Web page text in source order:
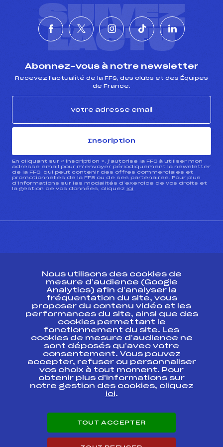
MANCHE 2
Nombre de portes :
Traceur :
Température départ :
Température arrivée :
SUIVEZ
L'ACTU
Abonnez-vous à notre newsletter
Recevez l’actualité de la FFS, des clubs et des Équipes
de France.
Inscription
En cliquant sur « inscription », j’autorise la FFS à utiliser mon
adresse email pour m’envoyer périodiquement la newsletter
de la FFS, qui peut contenir des offres commerciales et
promotionnelles de la FFS ou de ses partenaires. Pour plus
d’informations sur les modalités d’exercice de vos droits et
la gestion de vos données, cliquez ici
Ressources
Pass’Neige
Projet sportif fédéral
Projet de performance fédéral
Antidopage
Pôle Développement, Formation, Suivi
Scientifique
Listes ministérielles
Pôle vie de l’athlète
Enseignement professionnel
Carrières
Nous utilisons des cookies de
mesure d’audience (Google
Analytics) afin d’analyser la
fréquentation du site, vous
proposer du contenu vidéo et les
performances du site, ainsi que des
cookies permettant le
fonctionnement du site. Les
cookies de mesure d’audience ne
sont déposés qu’avec votre
consentement. Vous pouvez
accepter, refuser ou personnaliser
vos choix à tout moment. Pour
obtenir plus d'informations sur
notre gestion des cookies, cliquez
ici.
TOUT ACCEPTER